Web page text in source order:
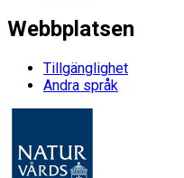
Webbplatsen
Tillgänglighet
Andra språk